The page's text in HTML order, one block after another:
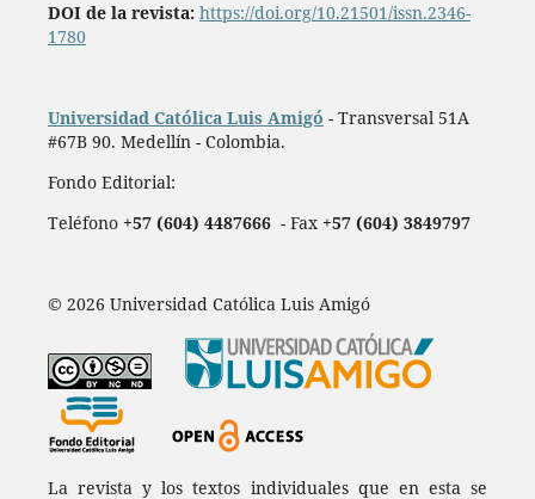
DOI de la revista: https://doi.org/10.21501/issn.2346-
1780
Universidad Católica Luis Amigó - Transversal 51A
#67B 90. Medellín - Colombia.
Fondo Editorial:
Teléfono +57 (604) 4487666- Fax +57 (604) 3849797
© 2026 Universidad Católica Luis Amigó
La revista y los textos individuales que en esta se